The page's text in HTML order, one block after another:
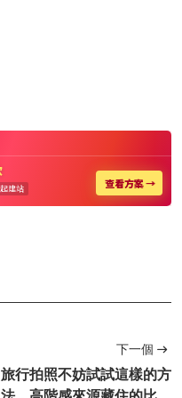
下一個
旅行拍照不妨試試這樣的方